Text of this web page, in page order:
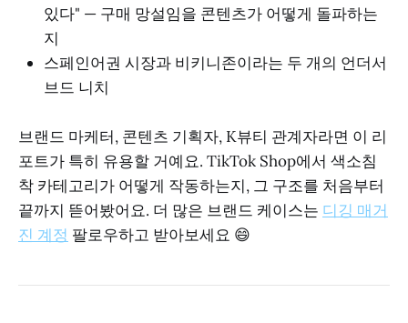
있다" — 구매 망설임을 콘텐츠가 어떻게 돌파하는
지
스페인어권 시장과 비키니존이라는 두 개의 언더서
브드 니치
브랜드 마케터, 콘텐츠 기획자, K뷰티 관계자라면 이 리
포트가 특히 유용할 거예요. TikTok Shop에서 색소침
착 카테고리가 어떻게 작동하는지, 그 구조를 처음부터
끝까지 뜯어봤어요. 더 많은 브랜드 케이스는 디깅 매거
진 계정 팔로우하고 받아보세요 😄